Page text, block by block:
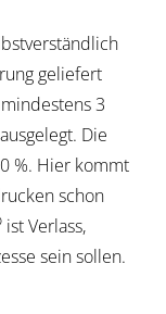
geliefert
3
Die
%. Hier kommt
schon
ist Verlass,
sein sollen.